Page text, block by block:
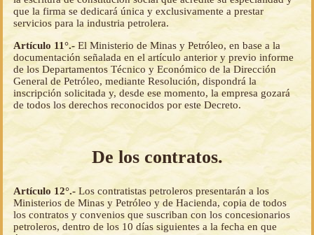
que la firma se dedicará única y exclusivamente a prestar
servicios para la industria petrolera.
Artículo 11°.- El Ministerio de Minas y Petróleo, en base a la
documentación señalada en el artículo anterior y previo informe
de los Departamentos Técnico y Económico de la Dirección
General de Petróleo, mediante Resolución, dispondrá la
inscripción solicitada y, desde ese momento, la empresa gozará
de todos los derechos reconocidos por este Decreto.
De los contratos.
Artículo 12°.- Los contratistas petroleros presentarán a los
Ministerios de Minas y Petróleo y de Hacienda, copia de todos
los contratos y convenios que suscriban con los concesionarios
petroleros, dentro de los 10 días siguientes a la fecha en que